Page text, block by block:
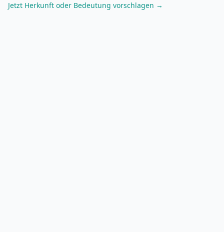
Jetzt Herkunft oder Bedeutung vorschlagen →